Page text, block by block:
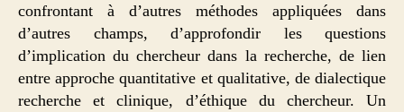
confrontant à d’autres méthodes appliquées dans
d’autres champs, d’approfondir les questions
d’implication du chercheur dans la recherche, de lien
entre approche quantitative et qualitative, de dialectique
recherche et clinique, d’éthique du chercheur. Un